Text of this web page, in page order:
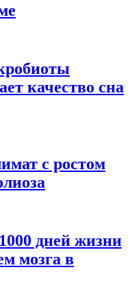
качество сна
с ростом
дней жизни
мозга в